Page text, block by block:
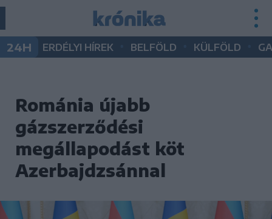
24H ERDÉLYI HÍREK BELFÖLD KÜLFÖLD
Románia újabb
gázszerződési
megállapodást köt
Azerbajdzsánnal